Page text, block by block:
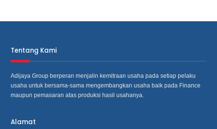
Tentang Kami
Adijaya Group berperan menjalin kemitraan usaha pada setiap pelaku
usaha untuk bersama‐sama mengembangkan usaha baik pada Finance
maupun pemasaran atas produksi hasil usahanya.
Alamat